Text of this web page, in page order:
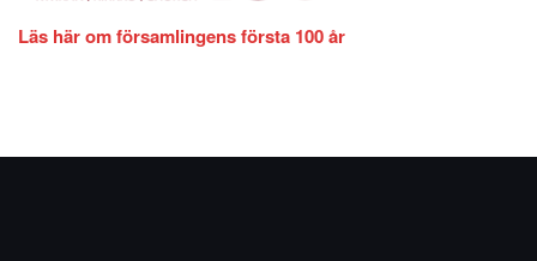
Läs här om församlingens första 100 år